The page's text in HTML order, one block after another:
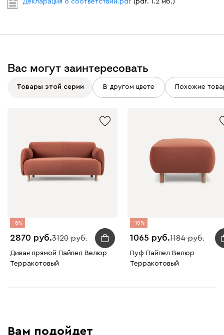
Вас могут заинтересовать
Товары этой серии В другом цвете Похожие
8
2870 3120
Диван прямой Пайпел Велюр
Терракотовый
10
1065 1184
Пуф Пайпел Велюр
Терракотовый
Вам подойдет